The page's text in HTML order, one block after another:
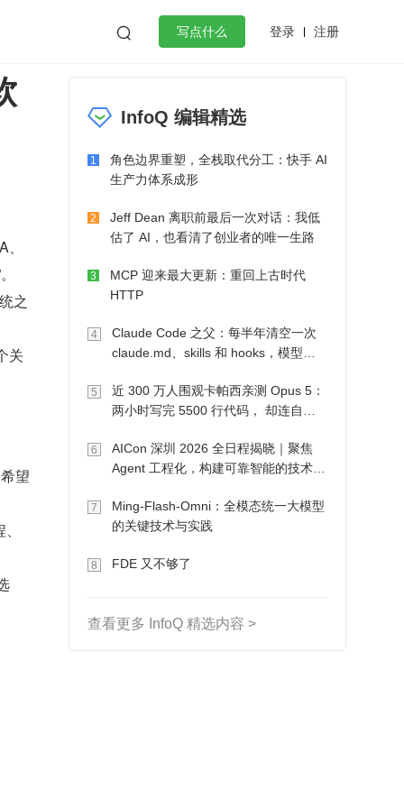
 写点什么 登录 注册
作
微服务架构 flutter
之
关
望
InfoQ 编辑精选
1
角色边界重塑，全栈取代分工：快手 AI
生产力体系成形
2
Jeff Dean 离职前最后一次对话：我低
估了 AI，也看清了创业者的唯一生路
3
MCP 迎来最大更新：重回上古时代
HTTP
4
Claude Code 之父：每半年清空一次
claude.md、skills 和 hooks，模型自
5
近 300 万人围观卡帕西亲测 Opus 5：
两小时写完 5500 行代码， 却连自己
6
AICon 深圳 2026 全日程揭晓｜聚焦
Agent 工程化，构建可靠智能的技术路
7
Ming-Flash-Omni：全模态统一大模型
的关键技术与实践
8 FDE 又不够了
查看更多 InfoQ 精选内容 >